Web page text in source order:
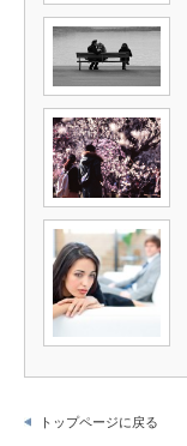
トップページに戻る